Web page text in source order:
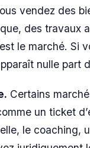
vendez des
des travaux
le marché. Si
nulle part
Certains
un ticket
le coaching,